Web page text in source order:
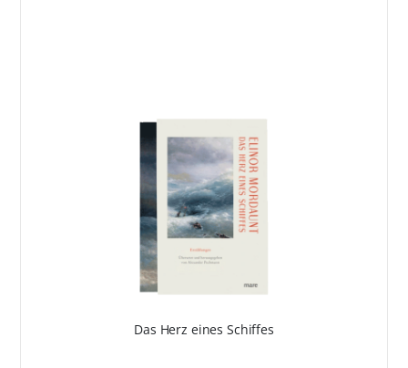
Das Herz eines Schiffes